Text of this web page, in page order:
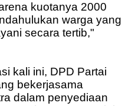
kuotanya 2000
warga yang
secara tertib,"
kali ini, DPD Partai
bekerjasama
dalam penyediaan